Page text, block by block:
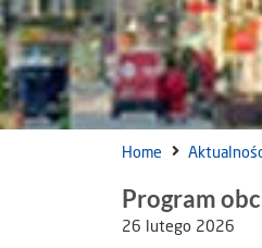
Home
Program
26 lutego 2026